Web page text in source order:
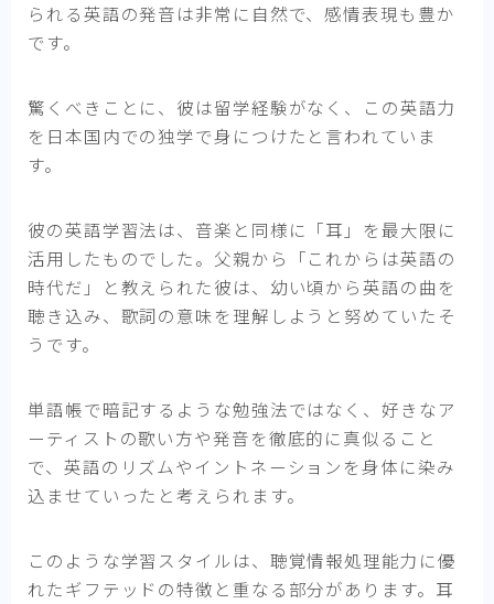
られる英語の発音は非常に自然で、感情表現も豊か
です。
驚くべきことに、彼は留学経験がなく、この英語力
を日本国内での独学で身につけたと言われていま
す。
彼の英語学習法は、音楽と同様に「耳」を最大限に
活用したものでした。父親から「これからは英語の
時代だ」と教えられた彼は、幼い頃から英語の曲を
聴き込み、歌詞の意味を理解しようと努めていたそ
うです。
単語帳で暗記するような勉強法ではなく、好きなア
ーティストの歌い方や発音を徹底的に真似ること
で、英語のリズムやイントネーションを身体に染み
込ませていったと考えられます。
このような学習スタイルは、聴覚情報処理能力に優
れたギフテッドの特徴と重なる部分があります。耳